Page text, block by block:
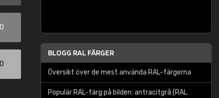
BLOGG RAL FÄRGER
Översikt över de mest använda RAL-färgerna
Populär RAL-färg på bilden: antracitgrå (RAL